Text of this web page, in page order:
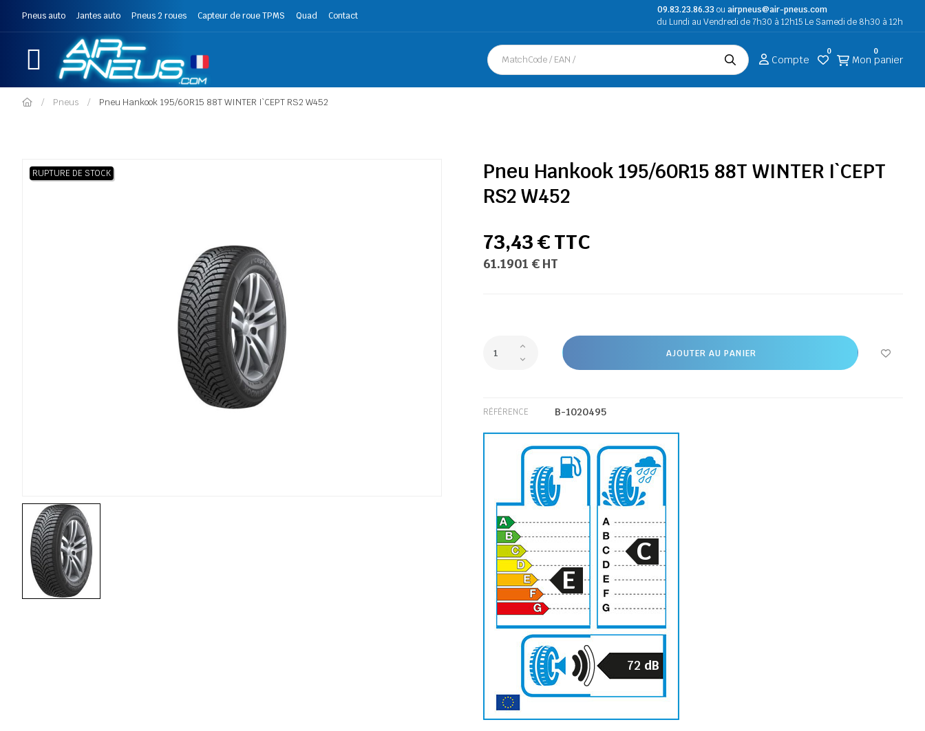
Pneus auto Jantes auto Pneus 2 roues Capteur de roue TPMS Quad Contact
09.83.23.86.33ou airpneus@air-pneus.com
du Lundi au Vendredi de 7h30 à 12h15 Le Samedi de 8h30 à 12h
Compte
0
Mon panier
0
Pneus Pneu Hankook 195/60R15 88T WINTER I`CEPT RS2 W452
RUPTURE DE STOCK
Pneu Hankook 195/60R15 88T WINTER I`CEPT
RS2 W452
73,43 € TTC
61.1901 € HT
AJOUTER AU PANIER
RÉFÉRENCE B-1020495
E
C
72 dB